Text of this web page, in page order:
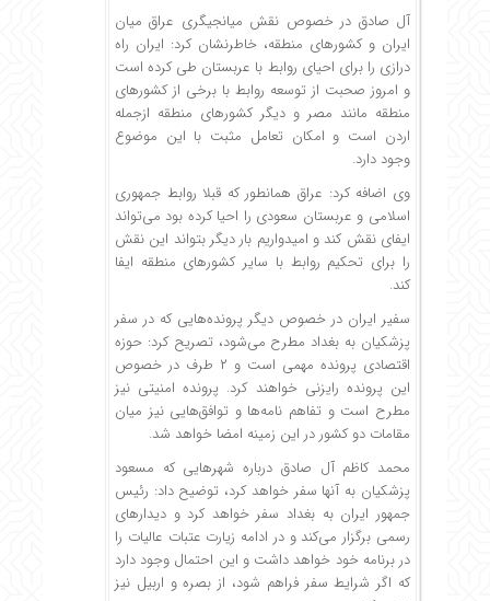
آل صادق در خصوص نقش میانجیگری عراق میان
ایران و کشورهای منطقه، خاطرنشان کرد: ایران راه
درازی را برای احیای روابط با عربستان طی کرده است
و امروز صحبت از توسعه روابط با برخی از کشورهای
منطقه مانند مصر و دیگر کشورهای منطقه ازجمله
اردن است و امکان تعامل مثبت با این موضوع
وجود دارد.
وی اضافه کرد: عراق همانطور که قبلا روابط جمهوری
اسلامی و عربستان سعودی را احیا کرده بود می‌تواند
ایفای نقش کند و امیدواریم بار دیگر بتواند این نقش
را برای تحکیم روابط با سایر کشورهای منطقه ایفا
کند.
سفیر ایران در خصوص دیگر پرونده‌هایی که در سفر
پزشکیان به بغداد مطرح می‌شود، تصریح کرد: حوزه
اقتصادی پرونده مهمی است و ۲ طرف در خصوص
این پرونده رایزنی خواهند کرد. پرونده امنیتی نیز
مطرح است و تفاهم نامه‌ها و توافق‌هایی نیز میان
مقامات دو کشور در این زمینه امضا خواهد شد.
محمد کاظم آل صادق درباره شهرهایی که مسعود
پزشکیان به آنها سفر خواهد کرد، توضیح داد: رئیس
جمهور ایران به بغداد سفر خواهد کرد و دیدارهای
رسمی برگزار می‌کند و در ادامه زیارت عتبات عالیات را
در برنامه خود خواهد داشت و این احتمال وجود دارد
که اگر شرایط سفر فراهم شود، از بصره و اربیل نیز